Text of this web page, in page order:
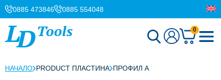
0885 473846 0885 554048
0
НАЧАЛО PRODUCT ПЛАСТИНА ПРОФИЛ A